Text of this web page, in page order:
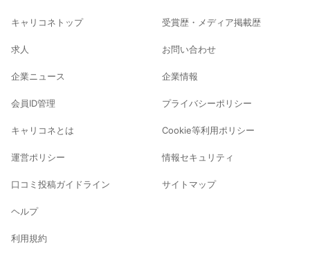
キャリコネトップ
求人
企業ニュース
会員ID管理
キャリコネとは
運営ポリシー
口コミ投稿ガイドライン
ヘルプ
利用規約
受賞歴・メディア掲載歴
お問い合わせ
企業情報
プライバシーポリシー
Cookie等利用ポリシー
情報セキュリティ
サイトマップ